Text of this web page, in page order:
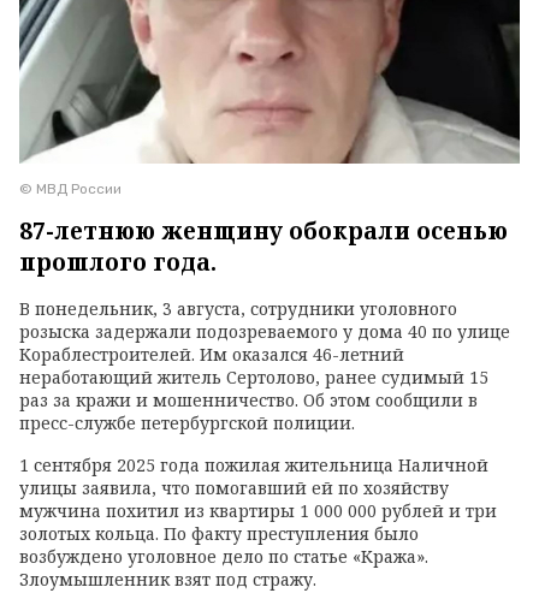
© МВД России
87-летнюю женщину обокрали осенью
прошлого года.
В понедельник, 3 августа, сотрудники уголовного
розыска задержали подозреваемого у дома 40 по улице
Кораблестроителей. Им оказался 46-летний
неработающий житель Сертолово, ранее судимый 15
раз за кражи и мошенничество. Об этом сообщили в
пресс-службе петербургской полиции.
1 сентября 2025 года пожилая жительница Наличной
улицы заявила, что помогавший ей по хозяйству
мужчина похитил из квартиры 1 000 000 рублей и три
золотых кольца. По факту преступления было
возбуждено уголовное дело по статье «Кража».
Злоумышленник взят под стражу.